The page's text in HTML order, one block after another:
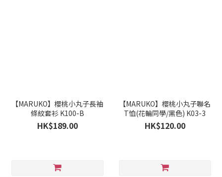
【MARUKO】櫻桃小丸子長袖
條紋套衫 K100-B
HK$189.00
【MARUKO】櫻桃小丸子聯名
T恤(花輪同學/黑色) K03-3
HK$120.00